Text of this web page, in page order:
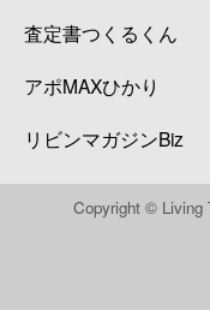
査定書つくるくん
アポMAXひかり
リビンマガジンBiz
Copyright © Living